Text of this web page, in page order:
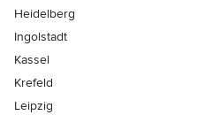
Heidelberg
Ingolstadt
Kassel
Krefeld
Leipzig